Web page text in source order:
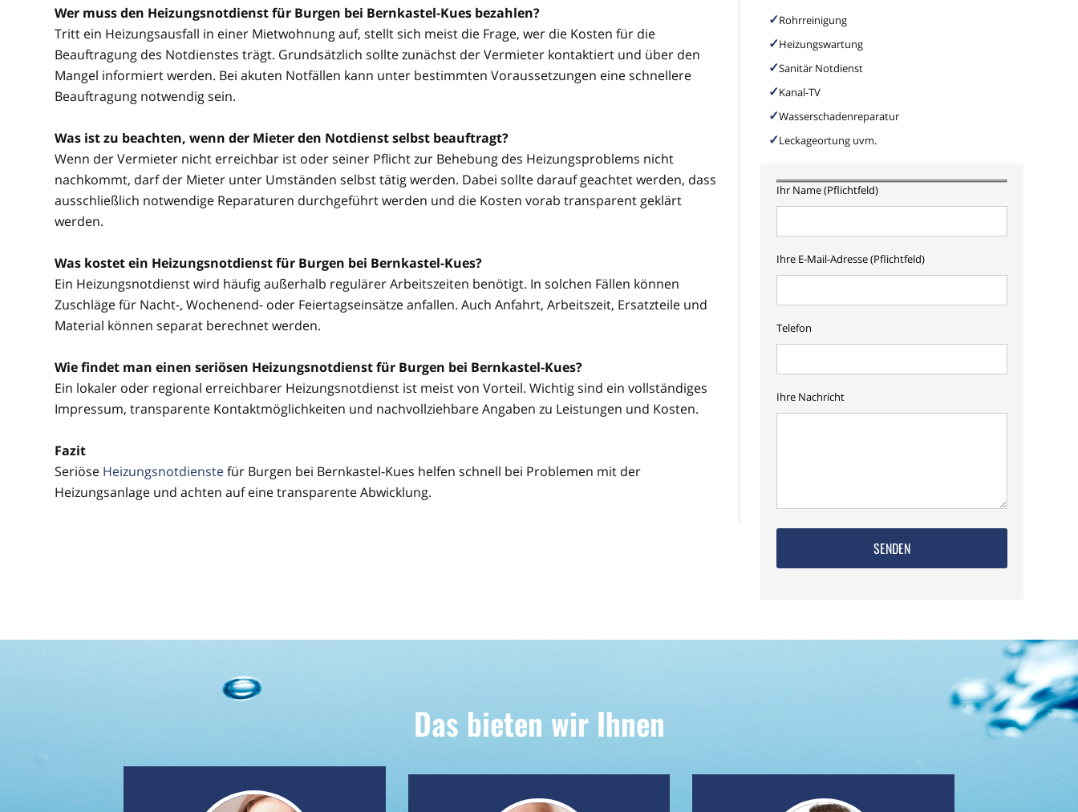
Wer muss den Heizungsnotdienst für Burgen bei Bernkastel-Kues bezahlen?
Tritt ein Heizungsausfall in einer Mietwohnung auf, stellt sich meist die Frage, wer die Kosten für die
Beauftragung des Notdienstes trägt. Grundsätzlich sollte zunächst der Vermieter kontaktiert und über den
Mangel informiert werden. Bei akuten Notfällen kann unter bestimmten Voraussetzungen eine schnellere
Beauftragung notwendig sein.
Was ist zu beachten, wenn der Mieter den Notdienst selbst beauftragt?
Wenn der Vermieter nicht erreichbar ist oder seiner Pflicht zur Behebung des Heizungsproblems nicht
nachkommt, darf der Mieter unter Umständen selbst tätig werden. Dabei sollte darauf geachtet werden, dass
ausschließlich notwendige Reparaturen durchgeführt werden und die Kosten vorab transparent geklärt
werden.
Was kostet ein Heizungsnotdienst für Burgen bei Bernkastel-Kues?
Ein Heizungsnotdienst wird häufig außerhalb regulärer Arbeitszeiten benötigt. In solchen Fällen können
Zuschläge für Nacht-, Wochenend- oder Feiertagseinsätze anfallen. Auch Anfahrt, Arbeitszeit, Ersatzteile und
Material können separat berechnet werden.
Wie findet man einen seriösen Heizungsnotdienst für Burgen bei Bernkastel-Kues?
Ein lokaler oder regional erreichbarer Heizungsnotdienst ist meist von Vorteil. Wichtig sind ein vollständiges
Impressum, transparente Kontaktmöglichkeiten und nachvollziehbare Angaben zu Leistungen und Kosten.
Fazit
Seriöse Heizungsnotdienstefür Burgen bei Bernkastel-Kues helfen schnell bei Problemen mit der
Heizungsanlage und achten auf eine transparente Abwicklung.
Rohrreinigung
Heizungswartung
Sanitär Notdienst
Kanal-TV
Wasserschadenreparatur
Leckageortung uvm.
Ihr Name (Pflichtfeld)
Ihre E-Mail-Adresse (Pflichtfeld)
Telefon
Ihre Nachricht
Das bieten wir Ihnen